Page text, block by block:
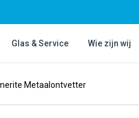
Glas & Service Wie zijn wij
Metaalontvetter